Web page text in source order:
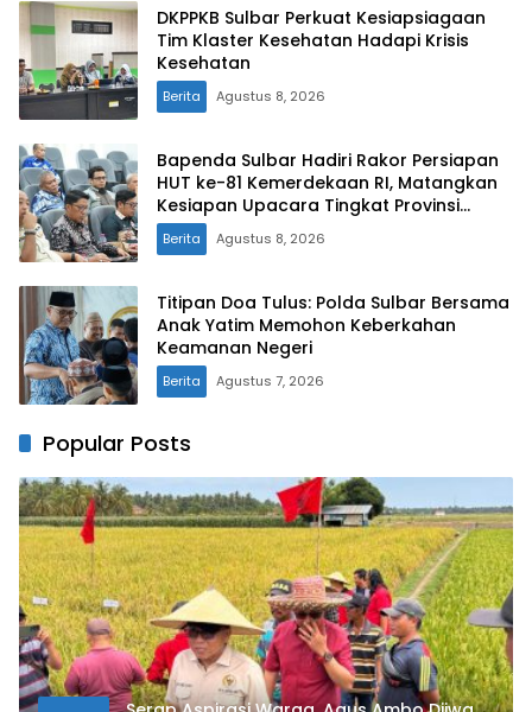
DKPPKB Sulbar Perkuat Kesiapsiagaan
Tim Klaster Kesehatan Hadapi Krisis
Kesehatan
Berita Agustus 8, 2026
Bapenda Sulbar Hadiri Rakor Persiapan
HUT ke-81 Kemerdekaan RI, Matangkan
Kesiapan Upacara Tingkat Provinsi
Sulawesi Barat
Berita Agustus 8, 2026
Titipan Doa Tulus: Polda Sulbar Bersama
Anak Yatim Memohon Keberkahan
Keamanan Negeri
Berita Agustus 7, 2026
Popular Posts